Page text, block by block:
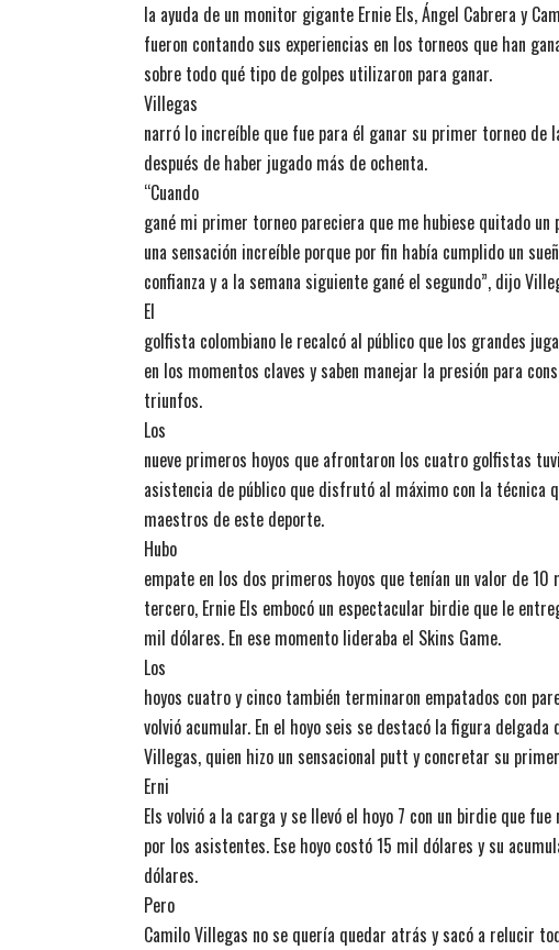
la ayuda de un monitor gigante Ernie Els, Ángel Cabrera y
fueron contando sus experiencias en los torneos que han
sobre todo qué tipo de golpes utilizaron para ganar.
Villegas
narró lo increíble que fue para él ganar su primer torneo de
después de haber jugado más de ochenta.
“Cuando
gané mi primer torneo pareciera que me hubiese quitado un
una sensación increíble porque por fin había cumplido un
confianza y a la semana siguiente gané el segundo”, dijo
El
golfista colombiano le recalcó al público que los grandes
en los momentos claves y saben manejar la presión para
triunfos.
Los
nueve primeros hoyos que afrontaron los cuatro golfistas
asistencia de público que disfrutó al máximo con la técnica
maestros de este deporte.
Hubo
empate en los dos primeros hoyos que tenían un valor de 10
tercero, Ernie Els embocó un espectacular birdie que le
mil dólares. En ese momento lideraba el Skins Game.
Los
hoyos cuatro y cinco también terminaron empatados con
volvió acumular. En el hoyo seis se destacó la figura delgada
Villegas, quien hizo un sensacional putt y concretar su
Erni
Els volvió a la carga y se llevó el hoyo 7 con un birdie que fue
por los asistentes. Ese hoyo costó 15 mil dólares y su
dólares.
Pero
Camilo Villegas no se quería quedar atrás y sacó a relucir